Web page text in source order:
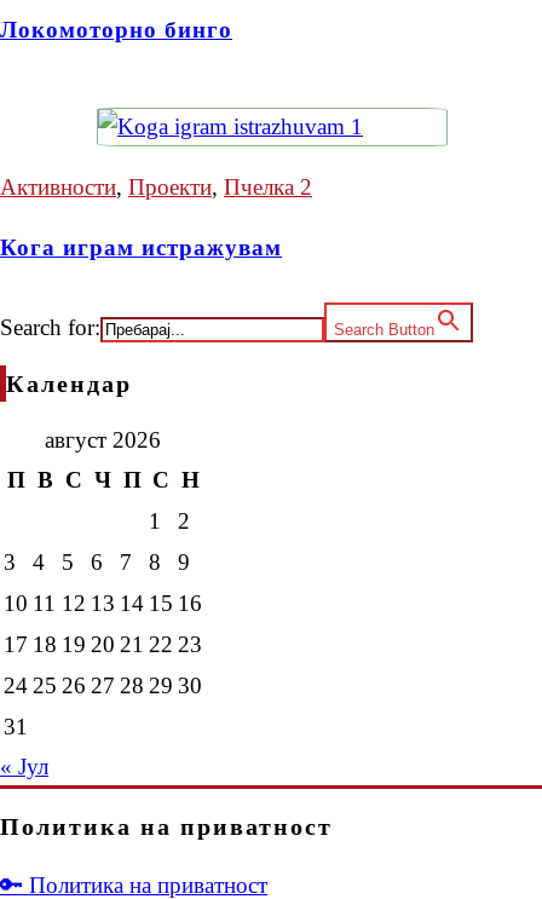
Локомоторно бинго
Активности, Проекти, Пчелка 2
Кога играм истражувам
Search for: Search Button
Календар
август 2026
П В С Ч П С Н
1
2
3
4 5 6 7 8
9
10 11 12 13 14 15 16
17 18 19 20 21 22 23
24 25 26 27 28 29 30
31
« Јул
Политика на приватност
🔑 Политика на приватност